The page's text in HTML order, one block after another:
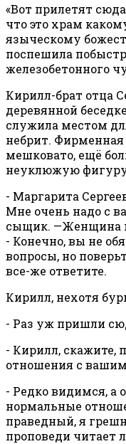
«Вот прилетят
что это храм
языческому
поспешила
железобетонного
Кирилл-брат отца
деревянной
служила местом
небрит.
мешковато, ещё
неуклюжую
- Маргарита
Мне очень надо с
сыщик. —Женщина
- Конечно, вы не
вопросы, но
все-же ответите.
Кирилл, нехотя
- Раз уж пришли
- Кирилл, скажите,
отношения с
- Редко видимся, а
нормальные
праведный, я
проповеди читает